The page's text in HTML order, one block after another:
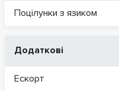
Поцілунки з язиком
Додаткові
Ескорт